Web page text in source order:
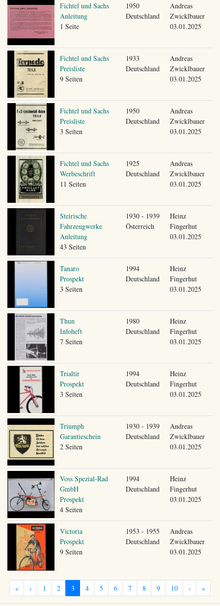
Fichtel und Sachs
Anleitung
1 Seite
1950
Deutschland
Andreas
Zwicklbauer
03.01.2025
Fichtel und Sachs
Preisliste
9 Seiten
1933
Deutschland
Andreas
Zwicklbauer
03.01.2025
Fichtel und Sachs
Preisliste
3 Seiten
1950
Deutschland
Andreas
Zwicklbauer
03.01.2025
Fichtel und Sachs
Werbeschrift
11 Seiten
1925
Deutschland
Andreas
Zwicklbauer
03.01.2025
Steirische
Fahrzeugwerke
Anleitung
43 Seiten
1930 - 1939
Österreich
Heinz
Fingerhut
03.01.2025
Tanaro
Prospekt
3 Seiten
1994
Deutschland
Heinz
Fingerhut
03.01.2025
Thun
Infoheft
7 Seiten
1980
Deutschland
Heinz
Fingerhut
03.01.2025
Trialtir
Prospekt
3 Seiten
1994
Deutschland
Heinz
Fingerhut
03.01.2025
Triumph
Garantieschein
2 Seiten
1930 - 1939
Deutschland
Andreas
Zwicklbauer
03.01.2025
Voss Spezial-Rad
GmbH
Prospekt
4 Seiten
1994
Deutschland
Heinz
Fingerhut
03.01.2025
Victoria
Prospekt
9 Seiten
1953 - 1955
Deutschland
Andreas
Zwicklbauer
03.01.2025
« ‹ 1 2 3 4 5 6 7 8 9 10 › »